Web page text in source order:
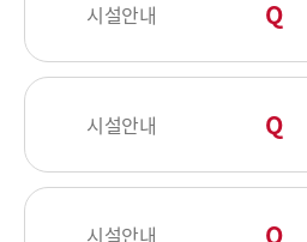
시설안내
시설안내
시설안내